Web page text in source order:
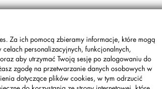
Za ich pomocą zbieramy informacje, które mogą
personalizacyjnych, funkcjonalnych,
aby utrzymać Twoją sesję po zalogowaniu do
zgodę na przetwarzanie danych osobowych w
dotyczące plików cookies, w tym odrzucić
Narodowym.
jest zachwycająca! Żadne z dzieci,
świata. (jb)